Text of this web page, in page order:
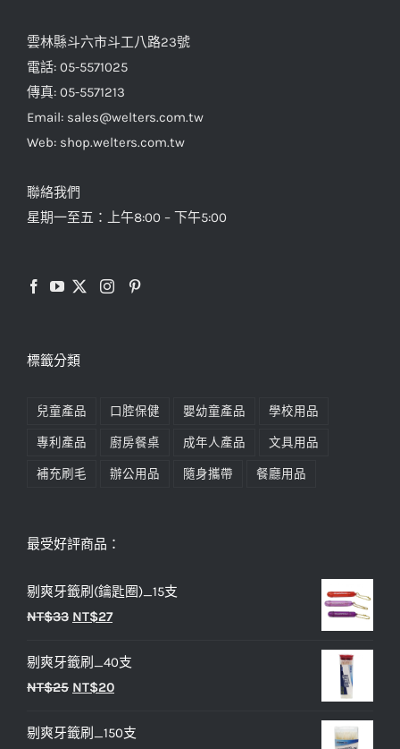
雲林縣斗六市斗工八路23號
電話: 05-5571025
傳真: 05-5571213
Email: sales@welters.com.tw
Web: shop.welters.com.tw
聯絡我們
星期一至五：上午8:00 – 下午5:00
標籤分類
兒童產品 口腔保健 嬰幼童產品 學校用品
專利產品 廚房餐桌 成年人產品 文具用品
補充刷毛 辦公用品 隨身攜帶 餐廳用品
最受好評商品：
剔爽牙籤刷(鑰匙圈)_15支
NT$33 原
價
格：
NT$27目
價
格：
剔爽牙籤刷_40支
NT$25 原
價
NT$20目
價
剔爽牙籤刷_150支